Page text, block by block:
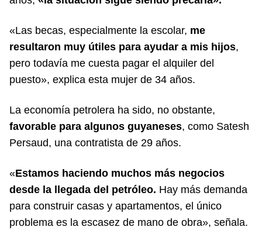
«Las becas, especialmente la escolar, me
resultaron muy útiles para ayudar a mis hijos,
pero todavía me cuesta pagar el alquiler del
puesto», explica esta mujer de 34 años.
La economía petrolera ha sido, no obstante,
favorable para algunos guyaneses, como Satesh
Persaud, una contratista de 29 años.
«Estamos haciendo muchos más negocios
desde la llegada del petróleo. Hay más demanda
para construir casas y apartamentos, el único
problema es la escasez de mano de obra», señala.